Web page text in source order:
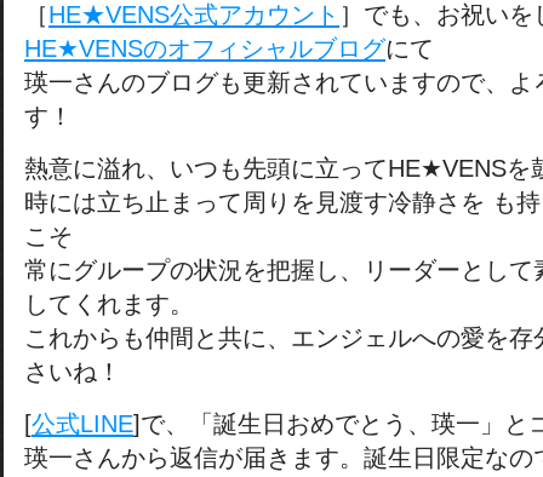
［HE★VENS公式アカウント ］でも、お祝いを
HE★VENSのオフィシャルブログにて
瑛一さんのブログも更新されていますので、よ
す！
熱意に溢れ、いつも先頭に立ってHE★VENSを
時には立ち止まって周りを見渡す冷静さを も
こそ
常にグループの状況を把握し、リーダーとし
してくれます。
これからも仲間と共に、エンジェルへの愛を
さいね！
[公式LINE]で、「誕生日おめでとう、瑛一」と
瑛一さんから返信が届きます。誕生日限定な